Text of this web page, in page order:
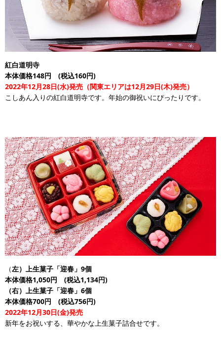
紅白道明寺
本体価格148円 (税込160円)
2022年12月28日(水)発売（関東エリアは12月29日(木)発売）
こしあん入りの紅白道明寺です。年始の御祝いにぴったりです。
（左）上生菓子「迎春」9個
本体価格1,050円 (税込1,134円)
（右）上生菓子「迎春」6個
本体価格700円 (税込756円)
2022年12月30日(金)発売
新年をお祝いする、華やかな上生菓子詰合せです。